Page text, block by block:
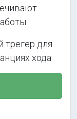
трегер для
хода.